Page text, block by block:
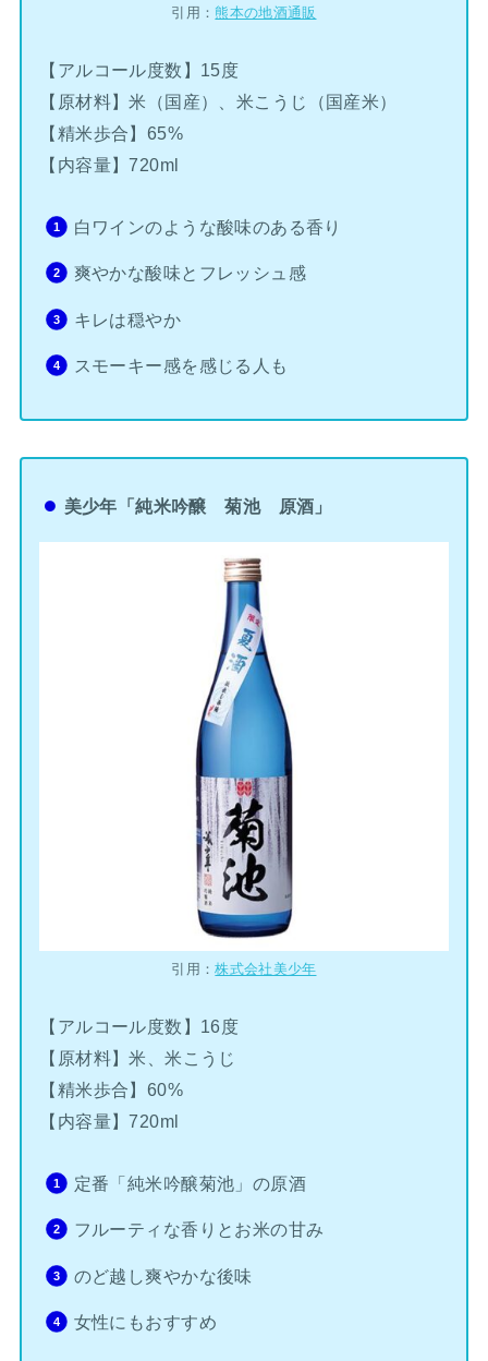
引用： 熊本の地酒通販
【アルコール度数】15度
【原材料】米（国産）、米こうじ（国産米）
【精米歩合】65%
【内容量】720ml
白ワインのような酸味のある香り
爽やかな酸味とフレッシュ感
キレは穏やか
スモーキー感を感じる人も
美少年「純米吟醸 菊池 原酒」
引用：株式会社美少年
【アルコール度数】16度
【原材料】米、米こうじ
【精米歩合】60%
【内容量】720ml
定番「純米吟醸菊池」の原酒
フルーティな香りとお米の甘み
のど越し爽やかな後味
女性にもおすすめ